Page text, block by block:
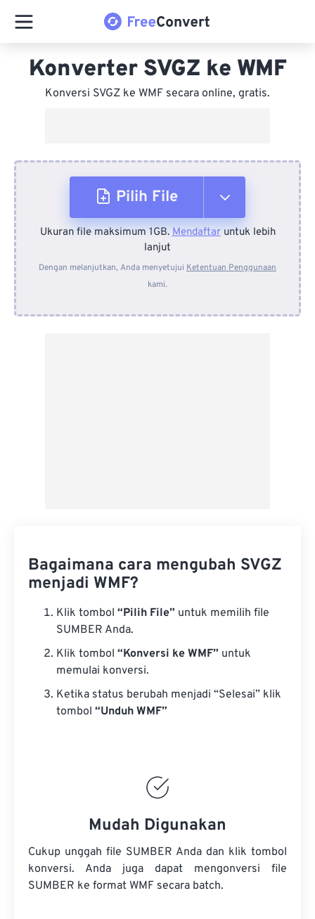
Konverter SVGZ ke WMF
Konversi SVGZ ke WMF secara online, gratis.
Pilih File
Dari Perangkat
Dari Dropbox
Ukuran file maksimum 1GB.Mendaftaruntuk lebih
lanjut
Dengan melanjutkan, Anda menyetujui Ketentuan Penggunaan
kami.
Bagaimana cara mengubah SVGZ
menjadi WMF?
Klik tombol “Pilih File” untuk memilih file
SUMBER Anda.
Klik tombol “Konversi ke WMF” untuk
memulai konversi.
Ketika status berubah menjadi “Selesai” klik
tombol “Unduh WMF”
Mudah Digunakan
Cukup unggah file SUMBER Anda dan klik tombol
konversi. Anda juga dapat mengonversi file
SUMBER ke format WMF secara batch.